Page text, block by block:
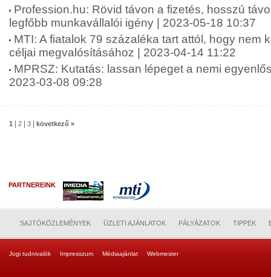
Profession.hu: Rövid távon a fizetés, hosszú
legfőbb munkavállalói igény | 2023-05-18 10:37
MTI: A fiatalok 79 százaléka tart attól, hogy nem
céljai megvalósításához | 2023-04-14 11:22
MPRSZ: Kutatás: lassan lépeget a nemi
2023-03-08 09:28
1 2 3 következő »
PARTNEREINK
SAJTÓKÖZLEMÉNYEK ÜZLETI AJÁNLATOK PÁLYÁZATOK TIPPEK
Jogi tudnivalók Impresszum Médiaajánlat Webmester